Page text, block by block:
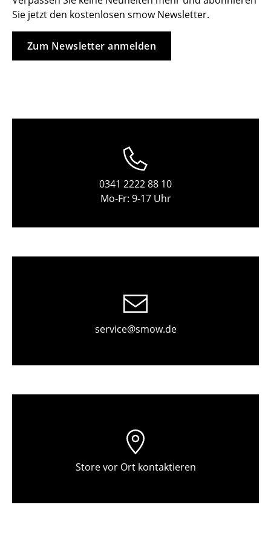
Hocker
Bänke & Liegen
Sitzsäcke
Konferenzstühle
... alle Sitzmöbel
Gartentische
Sie jetzt den kostenlosen smow Newsletter.
Zum Newsletter anmelden
0341 2222 88 10
Mo-Fr: 9-17 Uhr
service@smow.de
Store vor Ort kontaktieren